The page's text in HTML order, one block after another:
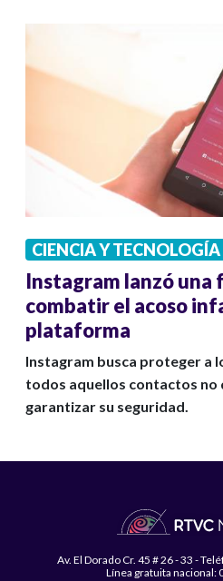
CIENCIA Y TECNOLOGÍA
Instagram lanzó una
combatir el acoso
plataforma
Instagram busca proteger a
todos aquellos contactos no
garantizar su seguridad.
Av. El Dorado Cr. 45 # 26 - 33 -
Línea gratuita nacional: